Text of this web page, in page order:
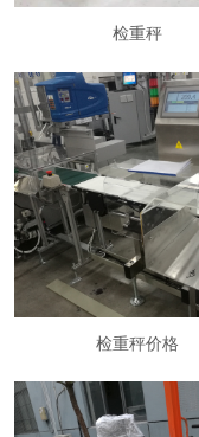
检重秤
检重秤价格